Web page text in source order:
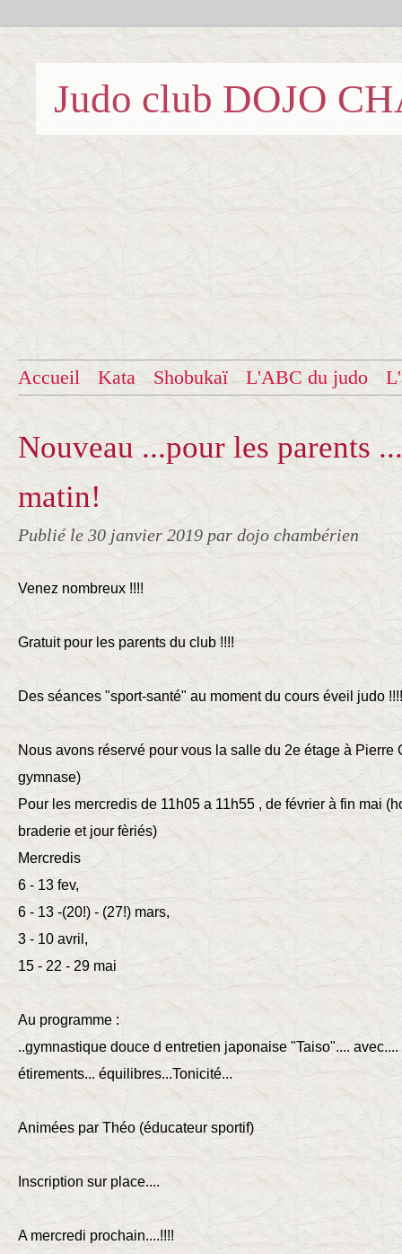
Judo club DOJO
Accueil Kata Shobukaï L'ABC du judo
Nouveau ...pour les parents
matin!
Publié le 30 janvier 2019 par dojo chambérien
Venez nombreux !!!!
Gratuit pour les parents du club !!!!
Des séances "sport-santé" au moment du cours éveil judo
Nous avons réservé pour vous la salle du 2e étage à Pierre
gymnase)
Pour les mercredis de 11h05 a 11h55 , de février à fin mai
braderie et jour fèriés)
Mercredis
6 - 13 fev,
6 - 13 -(20!) - (27!) mars,
3 - 10 avril,
15 - 22 - 29 mai
Au programme :
..gymnastique douce d entretien japonaise "Taiso"....
étirements... équilibres...Tonicité...
Animées par Théo (éducateur sportif)
Inscription sur place....
A mercredi prochain....!!!!